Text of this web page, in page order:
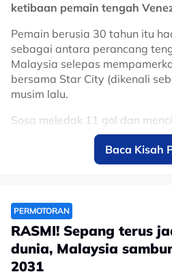
ketibaan pemain tengah
Pemain berusia 30 tahun itu
sebagai antara perancang
Malaysia selepas
bersama Star City (dikenali
musim lalu.
Sosa meledak 11 gol dan
jaringan, sekali gus muncul
paling menyerlah dalam
kreativiti, kawalan permainan
menghasilkan hantaran yang
benteng pertahanan lawan.
Sebelum berhijrah ke Malaysia,
Baca Kisah
PERMOTORAN
RASMI! Sepang terus
dunia, Malaysia
2031